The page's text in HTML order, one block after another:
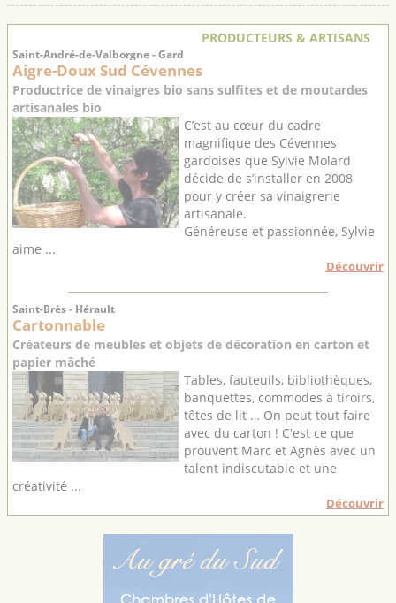
PRODUCTEURS & ARTISANS
Saint-André-de-Valborgne - Gard
Aigre-Doux Sud Cévennes
Productrice de vinaigres bio sans sulfites et de moutardes
artisanales bio
C’est au cœur du cadre
magnifique des Cévennes
gardoises que Sylvie Molard
décide de s’installer en 2008
pour y créer sa vinaigrerie
artisanale.
Généreuse et passionnée, Sylvie
aime ...
Découvrir
Saint-Brès - Hérault
Cartonnable
Créateurs de meubles et objets de décoration en carton et
papier mâché
Tables, fauteuils, bibliothèques,
banquettes, commodes à tiroirs,
têtes de lit … On peut tout faire
avec du carton ! C'est ce que
prouvent Marc et Agnès avec un
talent indiscutable et une
créativité ...
Découvrir